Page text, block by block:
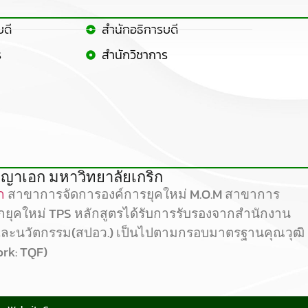
ดี
สำนักอธิการบดี
สำนักวิชาการ
เอก มหาวิทยาลัยเกริก
สาขาการจัดการองค์การยุคใหม่ M.O.M สาขาการ
คใหม่ TPS หลักสูตรได้รับการรับรองจากสำนักงาน
นวัตกรรม(สปอว.) เป็นไปตามกรอบมาตรฐานคุณวุฒิ
TQF)